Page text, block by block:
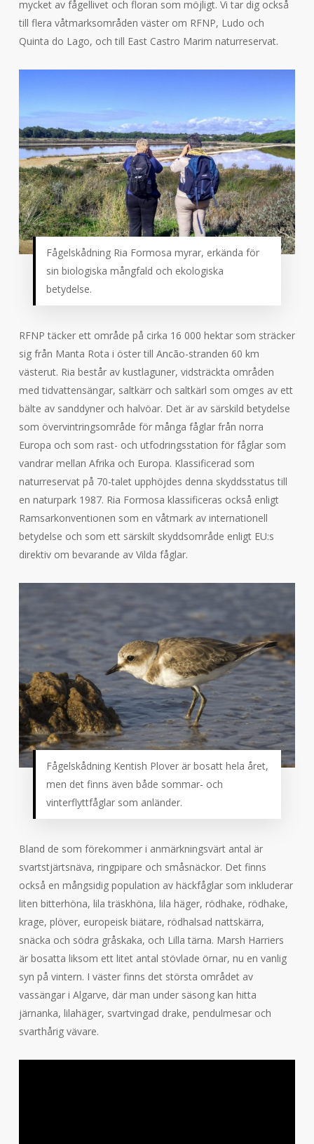
mycket av fågellivet och floran som möjligt. Vi tar dig också
till flera våtmarksområden väster om RFNP, Ludo och
Quinta do Lago, och till East Castro Marim naturreservat.
Fågelskådning Ria Formosa myrar, erkända för
sin biologiska mångfald och ekologiska
betydelse.
RFNP täcker ett område på cirka 16 000 hektar som sträcker
sig från Manta Rota i öster till Ancão-stranden 60 km
västerut. Ria består av kustlaguner, vidsträckta områden
med tidvattensängar, saltkärr och saltkärl som omges av ett
bälte av sanddyner och halvöar. Det är av särskild betydelse
som övervintringsområde för många fåglar från norra
Europa och som rast- och utfodringsstation för fåglar som
vandrar mellan Afrika och Europa. Klassificerad som
naturreservat på 70-talet upphöjdes denna skyddsstatus till
en naturpark 1987. Ria Formosa klassificeras också enligt
Ramsarkonventionen som en våtmark av internationell
betydelse och som ett särskilt skyddsområde enligt EU:s
direktiv om bevarande av Vilda fåglar.
Fågelskådning Kentish Plover är bosatt hela året,
men det finns även både sommar- och
vinterflyttfåglar som anländer.
Bland de som förekommer i anmärkningsvärt antal är
svartstjärtsnäva, ringpipare och småsnäckor. Det finns
också en mångsidig population av häckfåglar som inkluderar
liten bitterhöna, lila träskhöna, lila häger, rödhake, rödhake,
krage, plöver, europeisk biätare, rödhalsad nattskärra,
snäcka och södra gråskaka, och Lilla tärna. Marsh Harriers
är bosatta liksom ett litet antal stövlade örnar, nu en vanlig
syn på vintern. I väster finns det största området av
vassängar i Algarve, där man under säsong kan hitta
järnanka, lilahäger, svartvingad drake, pendulmesar och
svarthårig vävare.